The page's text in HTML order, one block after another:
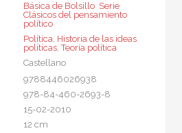
Básica de Bolsillo  Serie
Clásicos del pensamiento
político
Política, Historia de las ideas
políticas,Teoría política
Castellano
9788446026938
978-84-460-2693-8
15-02-2010
12 cm